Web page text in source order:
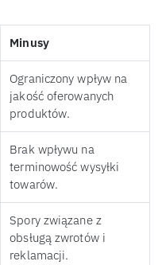
Minusy
Ograniczony wpływ na
jakość oferowanych
produktów.
Brak wpływu na
terminowość wysyłki
towarów.
Spory związane z
obsługą zwrotów i
reklamacji.